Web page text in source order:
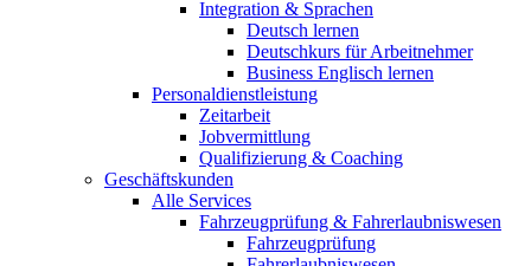
Integration & Sprachen
Deutsch lernen
Deutschkurs für Arbeitnehmer
Business Englisch lernen
Personaldienstleistung
Zeitarbeit
Jobvermittlung
Qualifizierung & Coaching
Geschäftskunden
Alle Services
Fahrzeugprüfung & Fahrerlaubniswesen
Fahrzeugprüfung